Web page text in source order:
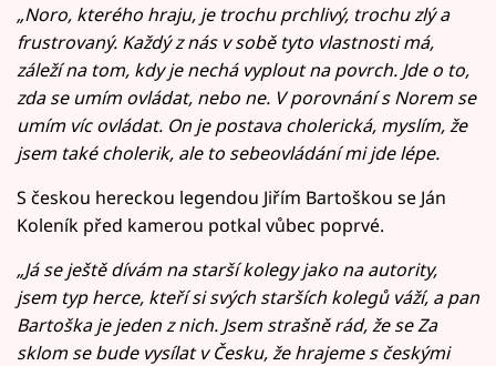
„Noro, kterého hraju, je trochu prchlivý, trochu zlý a
frustrovaný. Každý z nás v sobě tyto vlastnosti má,
záleží na tom, kdy je nechá vyplout na povrch. Jde o to,
zda se umím ovládat, nebo ne. V porovnání s Norem se
umím víc ovládat. On je postava cholerická, myslím, že
jsem také cholerik, ale to sebeovládání mi jde lépe.
S českou hereckou legendou Jiřím Bartoškou se Ján
Koleník před kamerou potkal vůbec poprvé.
„Já se ještě dívám na starší kolegy jako na autority,
jsem typ herce, kteří si svých starších kolegů váží, a pan
Bartoška je jeden z nich. Jsem strašně rád, že se Za
sklom se bude vysílat v Česku, že hrajeme s českými